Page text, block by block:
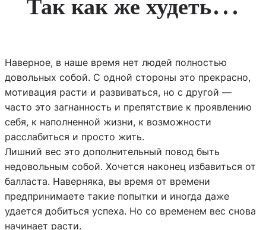
Так как же худеть…
Наверное, в наше время нет людей полностью
довольных собой. С одной стороны это прекрасно,
мотивация расти и развиваться, но с другой —
часто это загнанность и препятствие к проявлению
себя, к наполненной жизни, к возможности
расслабиться и просто жить.
Лишний вес это дополнительный повод быть
недовольным собой. Хочется наконец избавиться от
балласта. Наверняка, вы время от времени
предпринимаете такие попытки и иногда даже
удается добиться успеха. Но со временем вес снова
начинает расти.